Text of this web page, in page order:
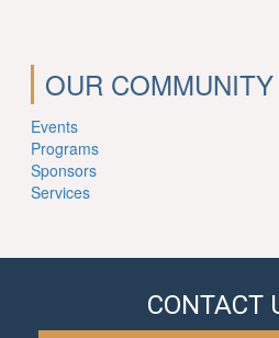
OUR COMMUNITY
Events
Programs
Sponsors
Services